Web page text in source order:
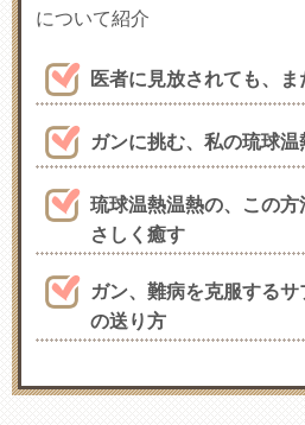
について紹介
医者に見放されても、ま
ガンに挑む、私の琉球温
琉球温熱温熱の、この
さしく癒す
ガン、難病を克服する
の送り方